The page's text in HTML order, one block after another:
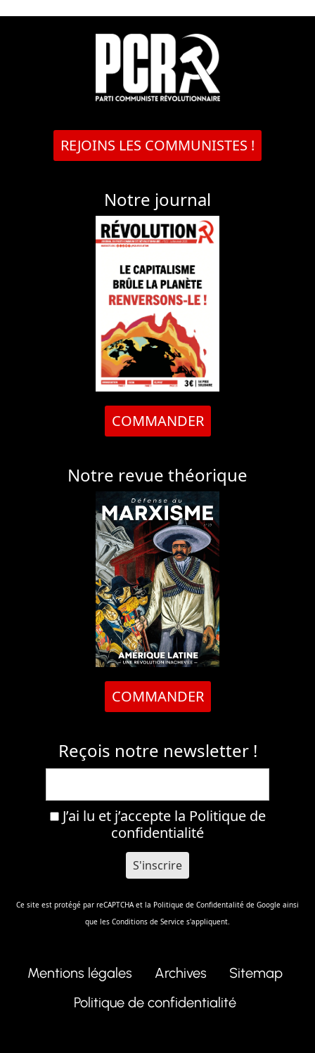
REJOINS LES COMMUNISTES !
Notre journal
COMMANDER
Notre revue théorique
COMMANDER
Reçois notre newsletter !
J’ai lu et j’accepte la Politique de
confidentialité
Ce site est protégé par reCAPTCHA et la Politique de Confidentalité de Google ainsi
que les Conditions de Service s'appliquent.
Mentions légales Archives
Sitemap
Politique de confidentialité